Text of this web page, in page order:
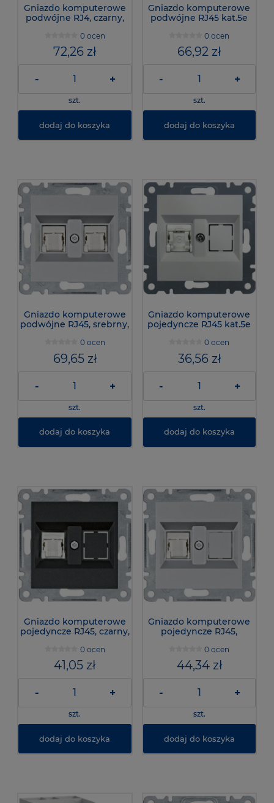
Gniazdo komputerowe
podwójne RJ4, czarny,
0 ocen
72,26 zł
- +
szt.
dodaj do koszyka
Gniazdo komputerowe
podwójne RJ45 kat.5e
WL2120 - Hager
0 ocen
66,92 zł
- +
szt.
dodaj do koszyka
Gniazdo komputerowe
podwójne RJ45, srebrny,
0 ocen
69,65 zł
- +
szt.
dodaj do koszyka
Gniazdo komputerowe
pojedyncze RJ45 kat.5e
WL2110 - Hager
0 ocen
36,56 zł
- +
szt.
dodaj do koszyka
Gniazdo komputerowe
pojedyncze RJ45, czarny,
0 ocen
41,05 zł
- +
szt.
dodaj do koszyka
Gniazdo komputerowe
pojedyncze RJ45,
0 ocen
44,34 zł
- +
szt.
dodaj do koszyka